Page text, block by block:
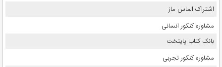
اشتراک الماس ماز
مشاوره کنکور انسانی
بانک کتاب پایتخت
مشاوره کنکور تجربی